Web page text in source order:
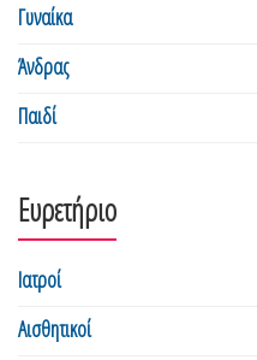
Γυναίκα
Άνδρας
Παιδί
Ευρετήριο
Ιατροί
Αισθητικοί